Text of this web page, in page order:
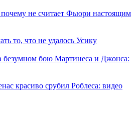
не считает Фьюри настоящим
то, что не удалось Усику
безумном бою Мартинеса и Джонса:
красиво срубил Роблеса: видео